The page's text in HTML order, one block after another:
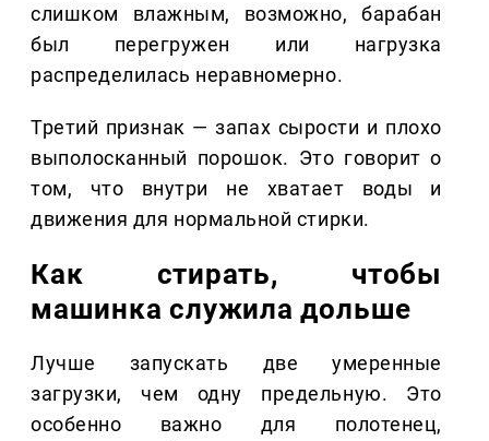
слишком влажным, возможно, барабан
был перегружен или нагрузка
распределилась неравномерно.
Третий признак — запах сырости и плохо
выполосканный порошок. Это говорит о
том, что внутри не хватает воды и
движения для нормальной стирки.
Как стирать, чтобы
машинка служила дольше
Лучше запускать две умеренные
загрузки, чем одну предельную. Это
особенно важно для полотенец,